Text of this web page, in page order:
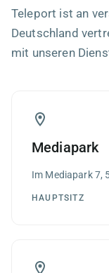
Teleport ist an
Deutschland
mit unseren
Mediapark
Im Mediapark 7,
HAUPTSITZ